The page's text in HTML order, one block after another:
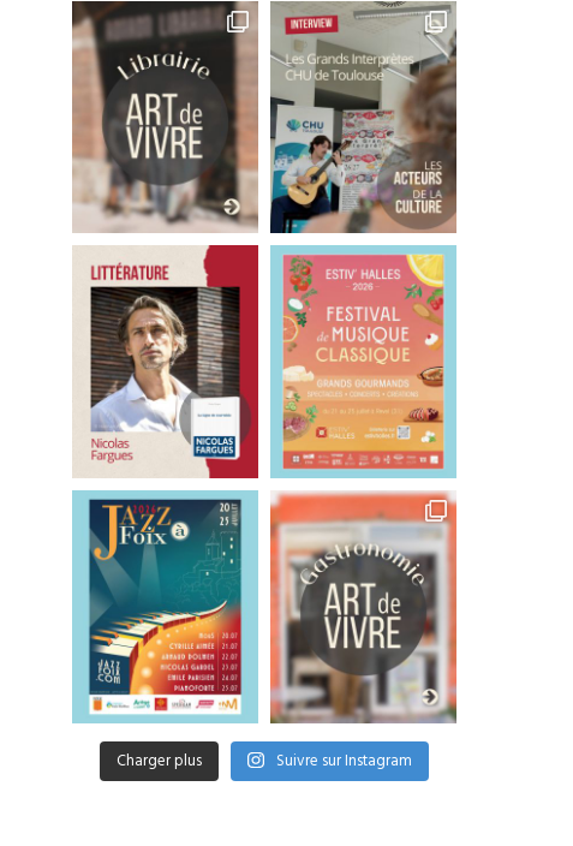
Charger plus Suivre sur Instagram